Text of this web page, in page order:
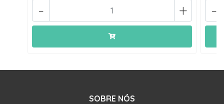
+
- -
SOBRE NÓS